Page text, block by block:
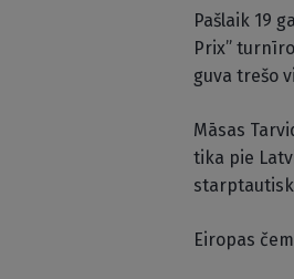
Pašlaik 19
Prix”
guva trešo
Māsas
tika pie
Eiropas